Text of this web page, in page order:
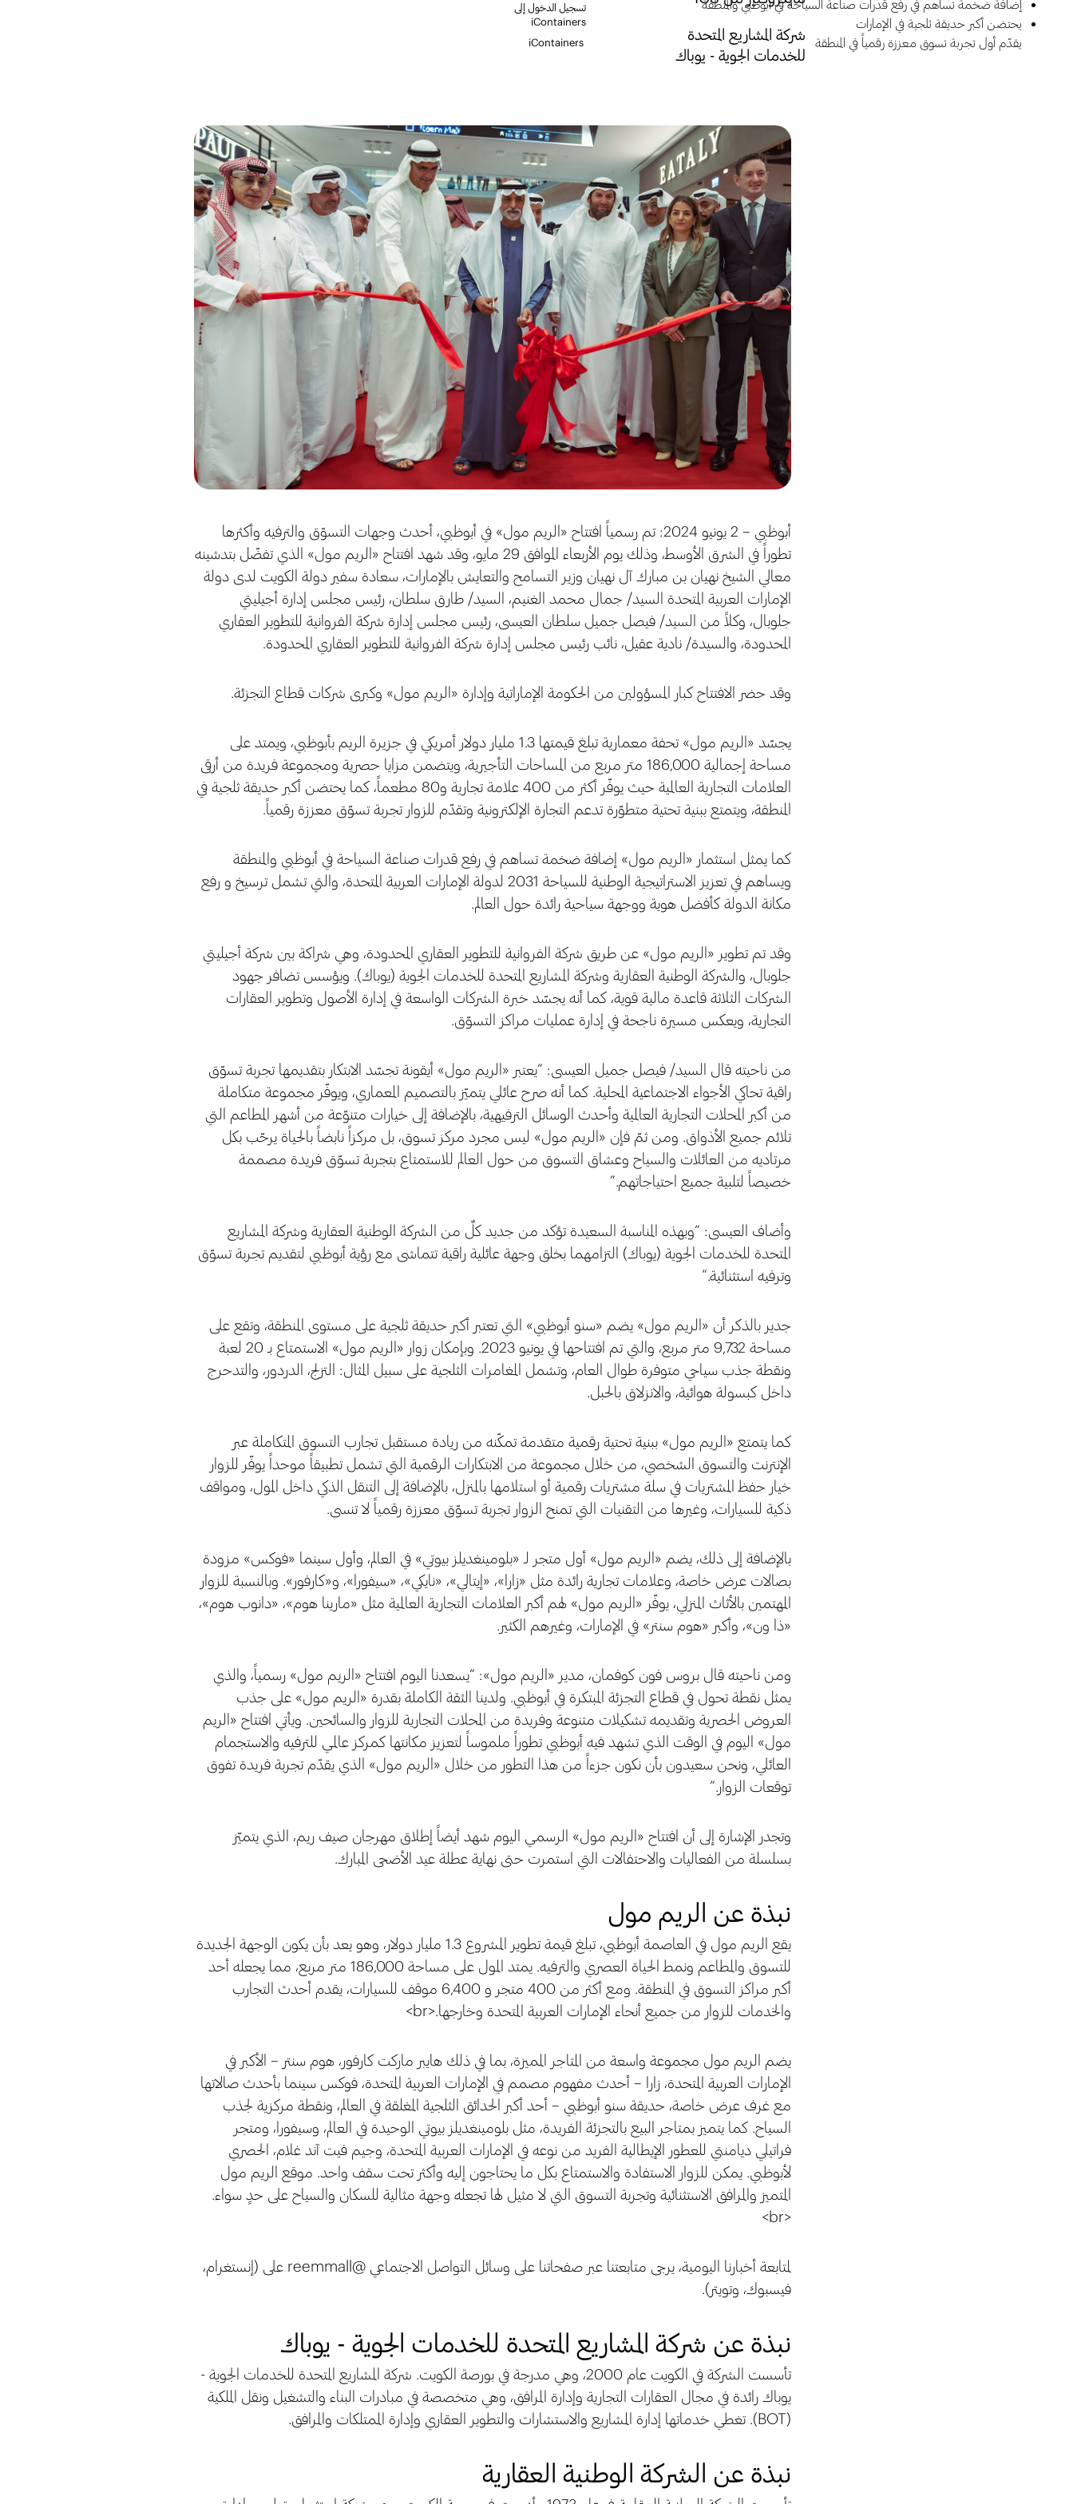
شركة المشاريع المتحدة
للخدمات الجوية - يوباك
تسجيل الدخول إلى
iContainers
إضافة ضخمة تساهم في رفع قدرات صناعة السياحة في أبوظبي والمنطقة
يحتضن أكبر حديقة ثلجية في الإمارات
يقدّم أول تجربة تسوق معززة رقمياً في المنطقة
أبوظبي – 2 يونيو 2024: تم رسمياً افتتاح «الريم مول» في أبوظبي، أحدث وجهات التسوّق والترفيه وأكثرها
تطوراً في الشرق الأوسط، وذلك يوم الأربعاء الموافق 29 مايو، وقد شهد افتتاح «الريم مول» الذي تفضّل بتدشينه
معالي الشيخ نهيان بن مبارك آل نهيان وزير التسامح والتعايش بالإمارات، سعادة سفير دولة الكويت لدى دولة
الإمارات العربية المتحدة السيد/ جمال محمد الغنيم، السيد/ طارق سلطان، رئيس مجلس إدارة أجيليتي
جلوبال، وكلاً من السيد/ فيصل جميل سلطان العيسى، رئيس مجلس إدارة شركة الفروانية للتطوير العقاري
المحدودة، والسيدة/ نادية عقيل، نائب رئيس مجلس إدارة شركة الفروانية للتطوير العقاري المحدودة.
وقد حضر الافتتاح كبار المسؤولين من الحكومة الإماراتية وإدارة «الريم مول» وكبرى شركات قطاع التجزئة.
يجسّد «الريم مول» تحفة معمارية تبلغ قيمتها 1.3 مليار دولار أمريكي في جزيرة الريم بأبوظبي، ويمتد على
مساحة إجمالية 186,000 متر مربع من المساحات التأجيرية، ويتضمن مزايا حصرية ومجموعة فريدة من أرقى
العلامات التجارية العالمية حيث يوفّر أكثر من 400 علامة تجارية و80 مطعماً، كما يحتضن أكبر حديقة ثلجية في
المنطقة، ويتمتع ببنية تحتية متطوّرة تدعم التجارة الإلكترونية وتقدّم للزوار تجربة تسوّق معززة رقمياً.
كما يمثل استثمار «الريم مول» إضافة ضخمة تساهم في رفع قدرات صناعة السياحة في أبوظبي والمنطقة
ويساهم في تعزيز الاستراتيجية الوطنية للسياحة 2031 لدولة الإمارات العربية المتحدة، والتي تشمل ترسيخ و رفع
مكانة الدولة كأفضل هوية ووجهة سياحية رائدة حول العالم.
وقد تم تطوير «الريم مول» عن طريق شركة الفروانية للتطوير العقاري المحدودة، وهي شراكة بين شركة أجيليتي
جلوبال، والشركة الوطنية العقارية وشركة المشاريع المتحدة للخدمات الجوية (يوباك). ويؤسس تضافر جهود
الشركات الثلاثة قاعدة مالية قوية، كما أنه يجسّد خبرة الشركات الواسعة في إدارة الأصول وتطوير العقارات
التجارية، ويعكس مسيرة ناجحة في إدارة عمليات مراكز التسوّق.
من ناحيته قال السيد/ فيصل جميل العيسى: “يعتبر «الريم مول» أيقونة تجسّد الابتكار بتقديمها تجربة تسوّق
راقية تحاكي الأجواء الاجتماعية المحلية. كما أنه صرح عائلي يتميّز بالتصميم المعماري، ويوفّر مجموعة متكاملة
من أكبر المحلات التجارية العالمية وأحدث الوسائل الترفيهية، بالإضافة إلى خيارات متنوّعة من أشهر المطاعم التي
تلائم جميع الأذواق. ومن ثمّ فإن «الريم مول» ليس مجرد مركز تسوق، بل مركزاً نابضاً بالحياة يرحّب بكل
مرتاديه من العائلات والسياح وعشاق التسوق من حول العالم للاستمتاع بتجربة تسوّق فريدة مصممة
خصيصاً لتلبية جميع احتياجاتهم.”
وأضاف العيسى: “وبهذه المناسبة السعيدة تؤكد من جديد كلٌ من الشركة الوطنية العقارية وشركة المشاريع
المتحدة للخدمات الجوية (يوباك) التزامهما بخلق وجهة عائلية راقية تتماشى مع رؤية أبوظبي لتقديم تجربة تسوّق
وترفيه استثنائية.”
جدير بالذكر أن «الريم مول» يضم «سنو أبوظبي» التي تعتبر أكبر حديقة ثلجية على مستوى المنطقة، وتقع على
مساحة 9,732 متر مربع، والتي تم افتتاحها في يونيو 2023. وبإمكان زوار «الريم مول» الاستمتاع بـ 20 لعبة
ونقطة جذب سياحي متوفرة طوال العام، وتشمل المغامرات الثلجية على سبيل المثال: التزلج، الدردور، والتدحرج
داخل كبسولة هوائية، والانزلاق بالحبل.
كما يتمتع «الريم مول» ببنية تحتية رقمية متقدمة تمكّنه من ريادة مستقبل تجارب التسوق المتكاملة عبر
الإنترنت والتسوق الشخصي، من خلال مجموعة من الابتكارات الرقمية التي تشمل تطبيقاً موحداً يوفّر للزوار
خيار حفظ المشتريات في سلة مشتريات رقمية أو استلامها بالمنزل، بالإضافة إلى التنقل الذكي داخل المول، ومواقف
ذكية للسيارات، وغيرها من التقنيات التي تمنح الزوار تجربة تسوّق معززة رقمياً لا تنسى.
بالإضافة إلى ذلك، يضم «الريم مول» أول متجر لـ «بلومينغديلز بيوتي» في العالم، وأول سينما «فوكس» مزودة
بصالات عرض خاصة، وعلامات تجارية رائدة مثل «زارا»، «إيتالي»، «نايكي»، «سيفورا»، و«كارفور». وبالنسبة للزوار
المهتمين بالأثاث المنزلي، يوفّر «الريم مول» لهم أكبر العلامات التجارية العالمية مثل «مارينا هوم»، «دانوب هوم»،
«ذا ون»، وأكبر «هوم سنتر» في الإمارات، وغيرهم الكثير.
ومن ناحيته قال بروس فون كوفمان، مدير «الريم مول»: “يسعدنا اليوم افتتاح «الريم مول» رسمياً، والذي
يمثل نقطة تحول في قطاع التجزئة المبتكرة في أبوظبي. ولدينا الثقة الكاملة بقدرة «الريم مول» على جذب
العروض الحصرية وتقديمه تشكيلات متنوعة وفريدة من المحلات التجارية للزوار والسائحين. ويأتي افتتاح «الريم
مول» اليوم في الوقت الذي تشهد فيه أبوظبي تطوراً ملموساً لتعزيز مكانتها كمركز عالمي للترفيه والاستجمام
العائلي، ونحن سعيدون بأن نكون جزءاً من هذا التطور من خلال «الريم مول» الذي يقدّم تجربة فريدة تفوق
توقعات الزوار.”
وتجدر الإشارة إلى أن افتتاح «الريم مول» الرسمي اليوم شهد أيضاً إطلاق مهرجان صيف ريم، الذي يتميّز
بسلسلة من الفعاليات والاحتفالات التي استمرت حتى نهاية عطلة عيد الأضحى المبارك.
نبذة عن الريم مول
يقع الريم مول في العاصمة أبوظبي، تبلغ قيمة تطوير المشروع 1.3 مليار دولار، وهو يعد بأن يكون الوجهة الجديدة
للتسوق والمطاعم ونمط الحياة العصري والترفيه. يمتد المول على مساحة 186,000 متر مربع، مما يجعله أحد
أكبر مراكز التسوق في المنطقة. ومع أكثر من 400 متجر و 6,400 موقف للسيارات، يقدم أحدث التجارب
والخدمات للزوار من جميع أنحاء الإمارات العربية المتحدة وخارجها.<br>
يضم الريم مول مجموعة واسعة من المتاجر المميزة، بما في ذلك هايبر ماركت كارفور، هوم سنتر – الأكبر في
الإمارات العربية المتحدة، زارا – أحدث مفهوم مصمم في الإمارات العربية المتحدة، فوكس سينما بأحدث صالاتها
مع غرف عرض خاصة، حديقة سنو أبوظبي – أحد أكبر الحدائق الثلجية المغلقة في العالم، ونقطة مركزية لجذب
السياح. كما يتميز بمتاجر البيع بالتجزئة الفريدة، مثل بلومينغديلز بيوتي الوحيدة في العالم، وسيفورا، ومتجر
فراتيلي ديامنتي للعطور الإيطالية الفريد من نوعه في الإمارات العربية المتحدة، وجيم فيت آند غلام، الحصري
لأبوظبي. يمكن للزوار الاستفادة والاستمتاع بكل ما يحتاجون إليه وأكثر تحت سقف واحد. موقع الريم مول
المتميز والمرافق الاستثنائية وتجربة التسوق التي لا مثيل لها تجعله وجهة مثالية للسكان والسياح على حدٍ سواء.
<br>
لمتابعة أخبارنا اليومية، يرجى متابعتنا عبر صفحاتنا على وسائل التواصل الاجتماعي @reemmall على (إنستغرام،
فيسبوك، وتويتر).
نبذة عن شركة المشاريع المتحدة للخدمات الجوية - يوباك
تأسست الشركة في الكويت عام 2000، وهي مدرجة في بورصة الكويت. شركة المشاريع المتحدة للخدمات الجوية -
يوباك رائدة في مجال العقارات التجارية وإدارة المرافق، وهي متخصصة في مبادرات البناء والتشغيل ونقل الملكية
(BOT). تغطي خدماتها إدارة المشاريع والاستشارات والتطوير العقاري وإدارة الممتلكات والمرافق.
نبذة عن الشركة الوطنية العقارية